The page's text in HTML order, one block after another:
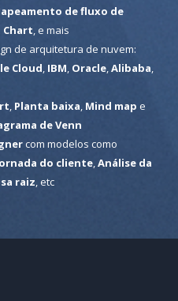
de fluxo de
Chart , e mais
de arquitetura de nuvem:
Cloud IBM Oracle, Alibaba
Planta baixa Mind map e
de Venn
com modelos como
do cliente, Análise da
raiz , etc